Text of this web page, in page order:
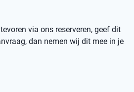
via ons reserveren, geef dit
dan nemen wij dit mee in je